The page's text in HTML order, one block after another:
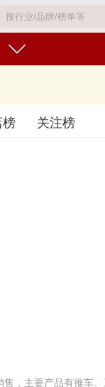
旺众、顺和
多比较，选择自
榜 关注榜
，主要产品有推车